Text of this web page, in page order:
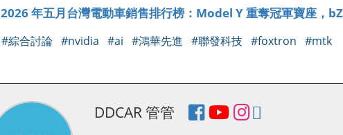
2026 年五月台灣電動車銷售排行榜：Model Y 重奪冠軍寶座，
#綜合討論 #nvidia #ai #鴻華先進 #聯發科技 #foxtron #mtk
DDCAR 管管